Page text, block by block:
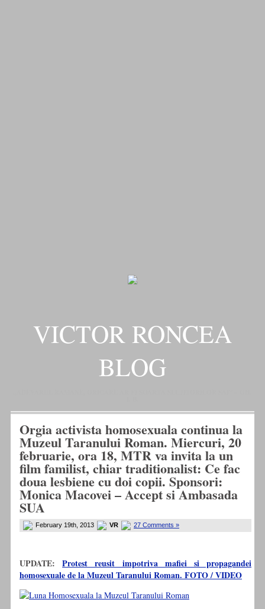
VICTOR RONCEA
BLOG
Orgia activista homosexuala continua la
Muzeul Taranului Roman. Miercuri, 20
februarie, ora 18, MTR va invita la un
film familist, chiar traditionalist: Ce fac
doua lesbiene cu doi copii. Sponsori:
Monica Macovei – Accept si Ambasada
SUA
February 19th, 2013 VR 27 Comments »
UPDATE:Protest reusit impotriva mafiei si propagandei
homosexuale de la Muzeul Taranului Roman. FOTO / VIDEO